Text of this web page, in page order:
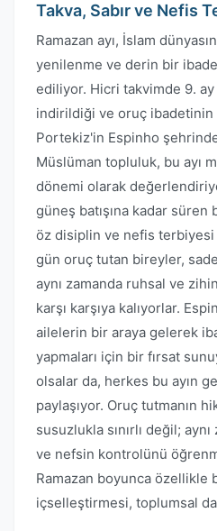
Takva, Sabır ve Nefis
Ramazan ayı, İslam
yenilenme ve derin bir
ediliyor. Hicri takvimde 9. ay
indirildiği ve oruç ibadetinin
Portekiz'in Espinho
Müslüman topluluk, bu ayı
dönemi olarak
güneş batışına kadar süren
öz disiplin ve nefis terbiyesi
gün oruç tutan bireyler,
aynı zamanda ruhsal ve
karşı karşıya kalıyorlar.
ailelerin bir araya gelerek
yapmaları için bir fırsat
olsalar da, herkes bu ayın
paylaşıyor. Oruç tutmanın
susuzlukla sınırlı değil; aynı
ve nefsin kontrolünü
Ramazan boyunca
içselleştirmesi, toplumsal